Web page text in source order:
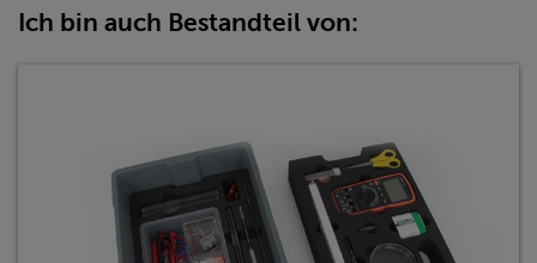
Ich bin auch Bestandteil von: